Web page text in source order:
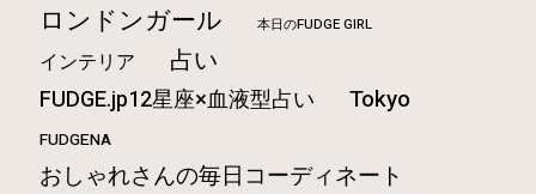
ロンドンガール 本日のFUDGE GIRL
インテリア 占い
FUDGE.jp12星座×血液型占い Tokyo
FUDGENA
おしゃれさんの毎日コーディネート